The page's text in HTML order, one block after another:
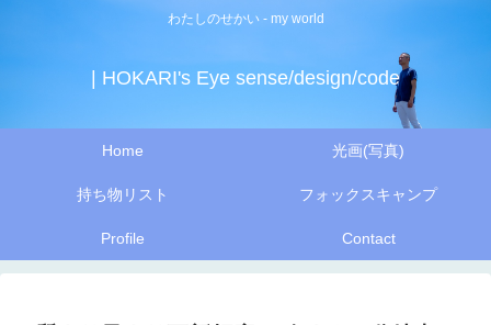
わたしのせかい - my world
| HOKARI's Eye sense/design/code
Home 光画(写真)
持ち物リスト フォックスキャンプ
Profile Contact